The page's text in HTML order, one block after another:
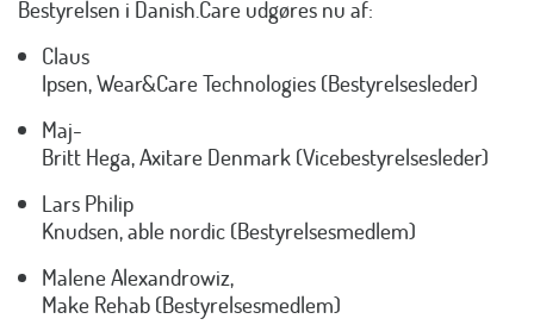
Bestyrelsen i Danish.Care udgøres nu af:
Claus
Ipsen, Wear&Care Technologies (Bestyrelsesleder)
Maj-
Britt Hega, Axitare Denmark (Vicebestyrelsesleder)
Lars Philip
Knudsen, able nordic (Bestyrelsesmedlem)
Malene Alexandrowiz,
Make Rehab (Bestyrelsesmedlem)